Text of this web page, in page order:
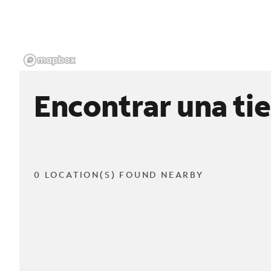
Encontrar una
0 LOCATION(S) FOUND NEARBY